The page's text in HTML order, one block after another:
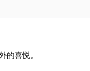
的喜悦。